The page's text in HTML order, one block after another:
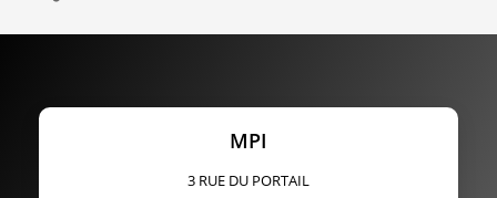
MPI
3 RUE DU PORTAIL